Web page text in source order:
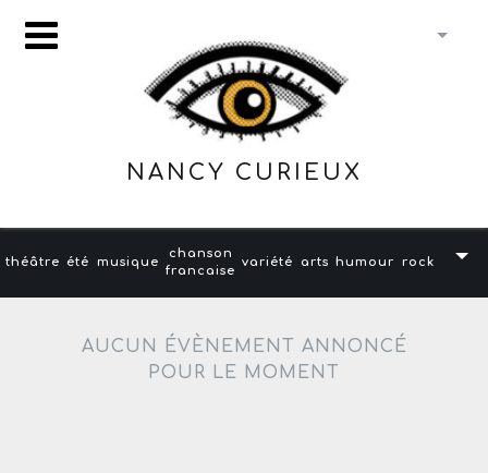
NANCY CURIEUX
théâtre été musique
chanson
francaise
variété arts humour rock
AUCUN ÉVÈNEMENT ANNONCÉ
POUR LE MOMENT